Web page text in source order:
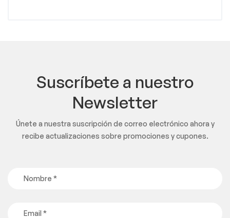
Suscríbete a nuestro
Newsletter
Únete a nuestra suscripción de correo electrónico ahora y
recibe actualizaciones sobre promociones y cupones.